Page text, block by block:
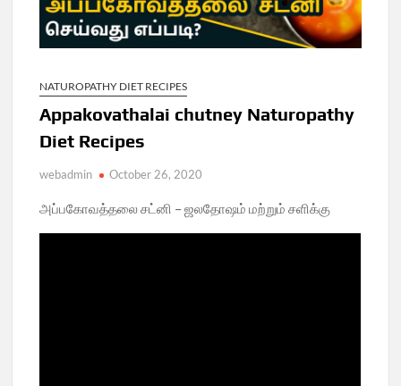
NATUROPATHY DIET RECIPES
Appakovathalai chutney Naturopathy
Diet Recipes
webadmin October 26, 2020
அப்பகோவத்தலை சட்னி – ஜலதோஷம் மற்றும் சளிக்கு